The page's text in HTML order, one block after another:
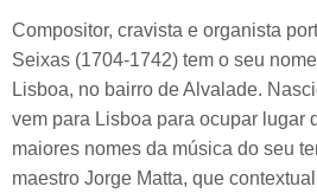
Compositor, cravista e organista
Seixas (1704-1742) tem o seu
Lisboa, no bairro de Alvalade.
vem para Lisboa para ocupar lugar
maiores nomes da música do seu
maestro Jorge Matta, que